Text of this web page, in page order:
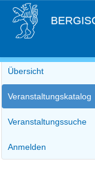
Übersicht
Veranstaltungskatalog
Veranstaltungssuche
Anmelden